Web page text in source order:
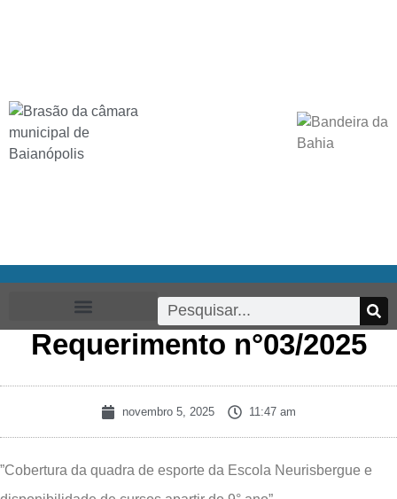
Requerimento n°03/2025
novembro 5, 2025 11:47 am
”Cobertura da quadra de esporte da Escola Neurisbergue e